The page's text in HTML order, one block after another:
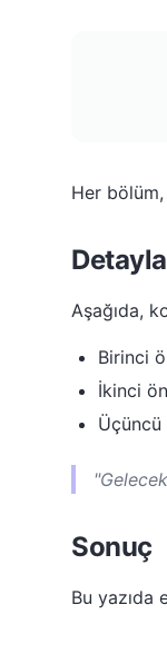
Her
Aşağıda,
Birinci
İkinci
Sonuç
Bu yazıda